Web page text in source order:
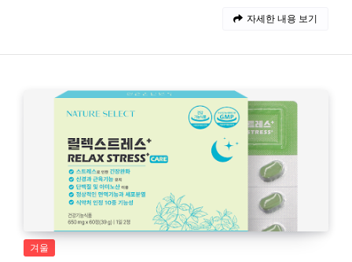
자세한 내용 보기
겨울